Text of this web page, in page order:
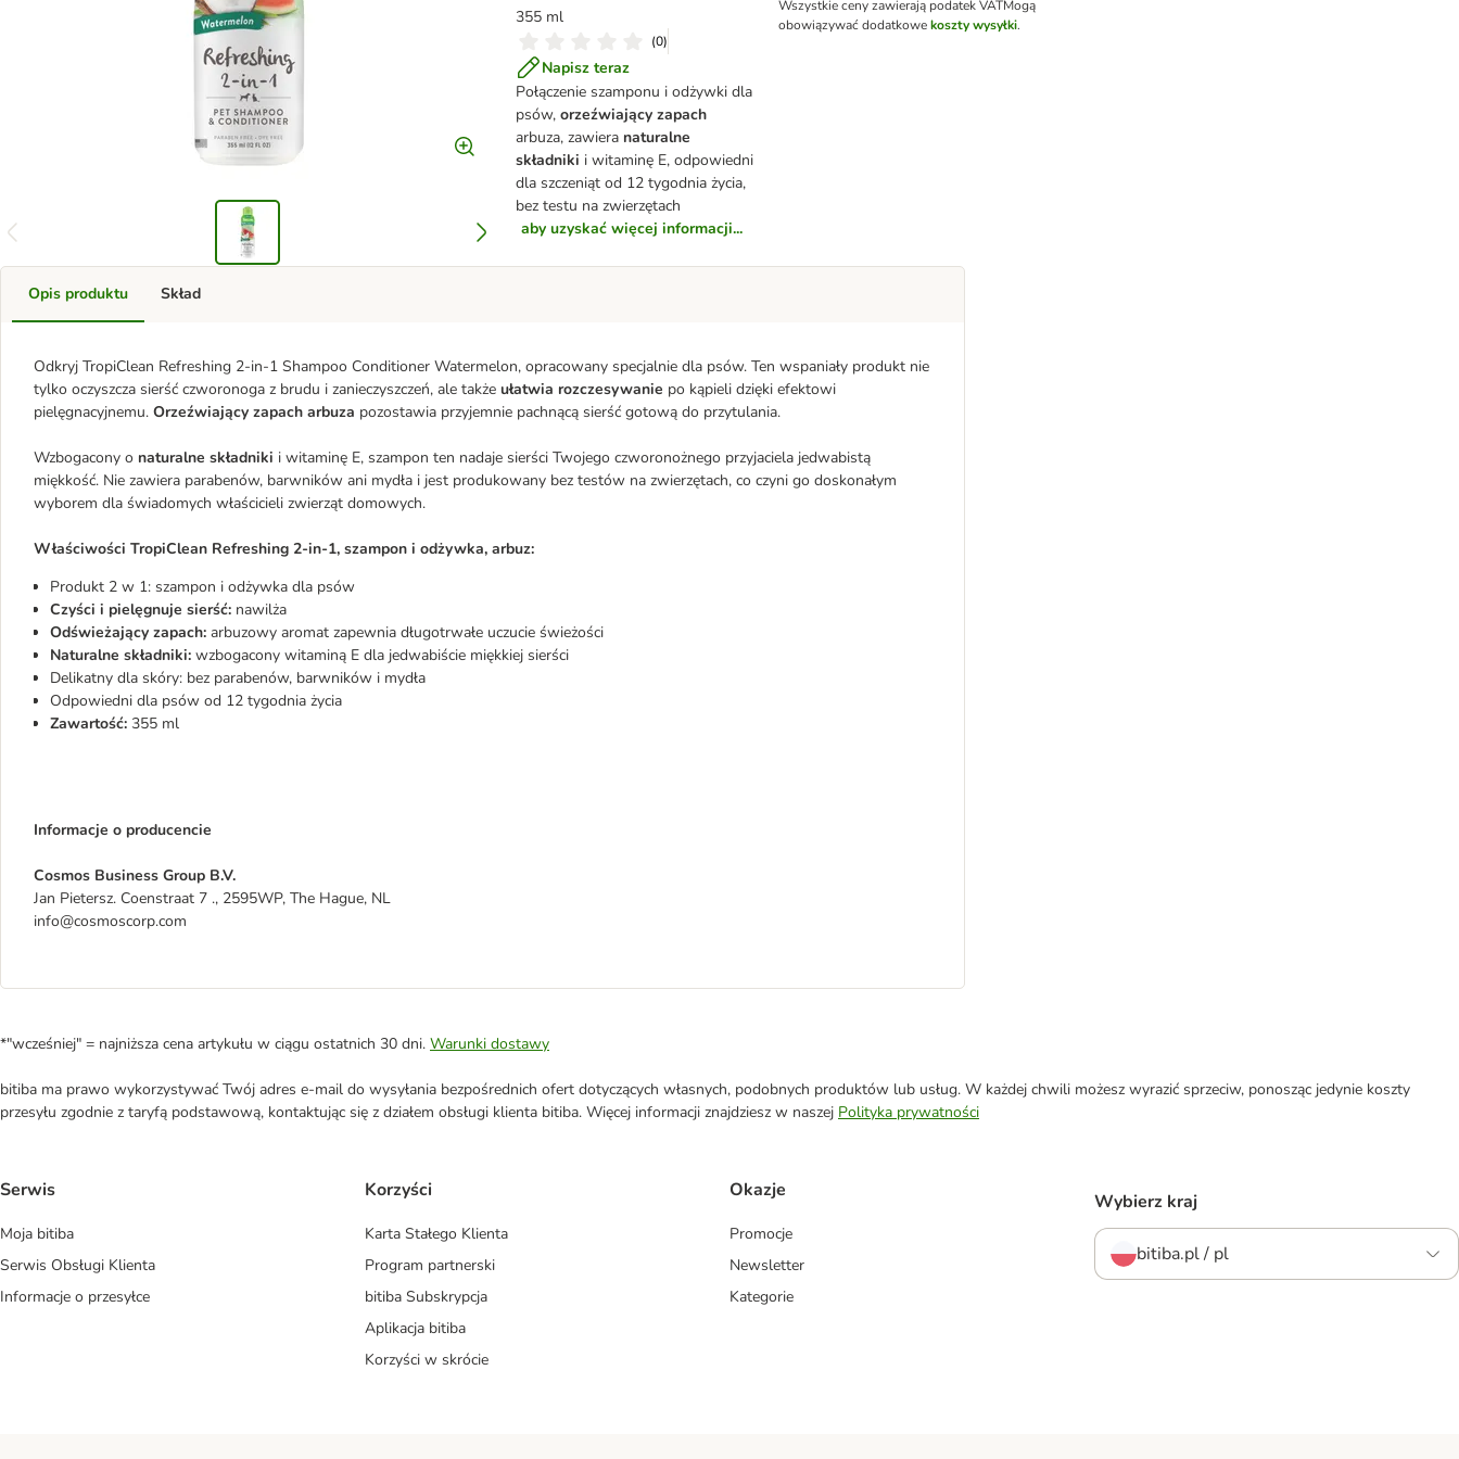
355 ml
(0)
Napisz teraz
Połączenie szamponu i odżywki dla
psów,orzeźwiający zapach
arbuza, zawiera naturalne
składniki i witaminę E, odpowiedni
dla szczeniąt od 12 tygodnia życia,
bez testu na zwierzętach
aby uzyskać więcej informacji...
Wszystkie ceny zawierają podatek VATMogą
obowiązywać dodatkowekoszty wysyłki.
Opis produktu
Odkryj TropiClean Refreshing 2-in-1 Shampoo Conditioner Watermelon, opracowany specjalnie dla psów. Ten wspaniały produkt nie
tylko oczyszcza sierść czworonoga z brudu i zanieczyszczeń, ale także ułatwia rozczesywanie po kąpieli dzięki efektowi
pielęgnacyjnemu. Orzeźwiający zapach arbuza pozostawia przyjemnie pachnącą sierść gotową do przytulania.
Wzbogacony o naturalne składniki i witaminę E, szampon ten nadaje sierści Twojego czworonożnego przyjaciela jedwabistą
miękkość. Nie zawiera parabenów, barwników ani mydła i jest produkowany bez testów na zwierzętach, co czyni go doskonałym
wyborem dla świadomych właścicieli zwierząt domowych.
Właściwości TropiClean Refreshing 2-in-1, szampon i odżywka, arbuz:
Produkt 2 w 1: szampon i odżywka dla psów
Czyści i pielęgnuje sierść: nawilża
Odświeżający zapach: arbuzowy aromat zapewnia długotrwałe uczucie świeżości
Naturalne składniki: wzbogacony witaminą E dla jedwabiście miękkiej sierści
Delikatny dla skóry: bez parabenów, barwników i mydła
Odpowiedni dla psów od 12 tygodnia życia
Zawartość: 355 ml
Informacje o producencie
Cosmos Business Group B.V.
Jan Pietersz. Coenstraat 7 ., 2595WP, The Hague, NL
info@cosmoscorp.com
Skład
*"wcześniej" = najniższa cena artykułu w ciągu ostatnich 30 dni. Warunki dostawy
bitiba ma prawo wykorzystywać Twój adres e-mail do wysyłania bezpośrednich ofert dotyczących własnych, podobnych produktów lub usług. W każdej chwili możesz wyrazić sprzeciw, ponosząc jedynie koszty
przesyłu zgodnie z taryfą podstawową, kontaktując się z działem obsługi klienta bitiba. Więcej informacji znajdziesz w naszej Polityka prywatności
Serwis
Moja bitiba
Serwis Obsługi Klienta
Informacje o przesyłce
Korzyści
Karta Stałego Klienta
Program partnerski
bitiba Subskrypcja
Aplikacja bitiba
Korzyści w skrócie
Okazje
Promocje
Newsletter
Kategorie
Wybierz kraj
bitiba.pl / pl